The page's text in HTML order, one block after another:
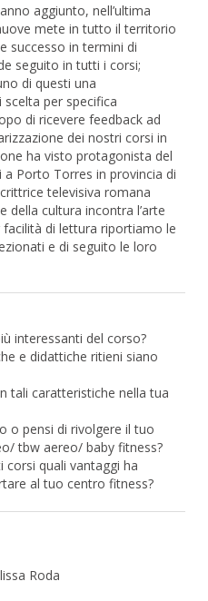
aggiunto, nell’ultima
mete in tutto il territorio
successo in termini di
seguito in tutti i corsi;
di questi una
per specifica
di ricevere feedback ad
dei nostri corsi in
ha visto protagonista del
Porto Torres in provincia di
televisiva romana
della cultura incontra l’arte
di lettura riportiamo le
e di seguito le loro
interessanti del corso?
e didattiche ritieni siano
tali caratteristiche nella tua
o pensi di rivolgere il tuo
tbw aereo/ baby fitness?
corsi quali vantaggi ha
al tuo centro fitness?
Roda